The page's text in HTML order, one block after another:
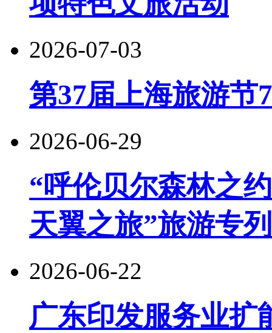
2026-07-03
第37届上海旅游节
2026-06-29
“呼伦贝尔森林之
天翼之旅”旅游专
2026-06-22
广东印发服务业扩